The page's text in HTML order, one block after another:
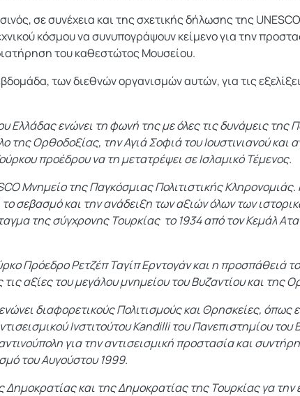
σε συνέχεια και της σχετικής δήλωσης της
κόσμου να συνυπογράψουν κείμενο για την
του καθεστώτος Μουσείου.
των διεθνών οργανισμών αυτών, για τις
Ελλάδας ενώνει τη φωνή της με όλες τις δυνάμεις
της Ορθοδοξίας, την Αγιά Σοφιά του Ιουστινιανού και
προέδρου να τη μετατρέψει σε Ισλαμικό Τέμενος.
Μνημείο της Παγκόσμιας Πολιτιστικής
σεβασμό και την ανάδειξη των αξιών όλων των
της σύγχρονης Τουρκίας το 1934 από τον Κεμάλ
Πρόεδρο Ρετζέπ Ταγίπ Ερντογάν και η προσπάθειά
αξίες του μεγάλου μνημείου του Βυζαντίου και της
διαφορετικούς Πολιτισμούς και Θρησκείες,
Ινστιτούτου Kandilli του Πανεπιστημίου
για την αντισεισμική προστασία και
του Αυγούστου 1999.
και της Δημοκρατίας της Τουρκίας γα την